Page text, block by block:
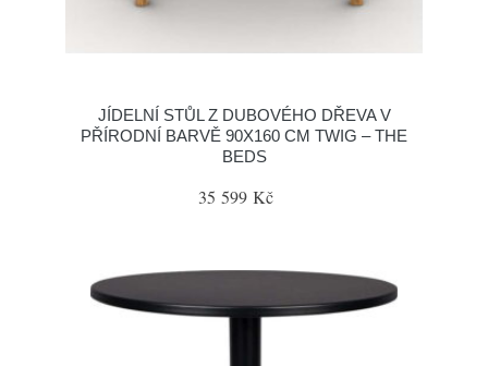
JÍDELNÍ STŮL Z DUBOVÉHO DŘEVA V
PŘÍRODNÍ BARVĚ 90X160 CM TWIG – THE
BEDS
35 599 Kč